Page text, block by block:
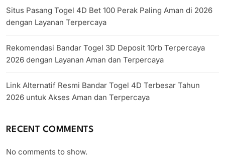
Situs Pasang Togel 4D Bet 100 Perak Paling Aman di 2026
dengan Layanan Terpercaya
Rekomendasi Bandar Togel 3D Deposit 10rb Terpercaya
2026 dengan Layanan Aman dan Terpercaya
Link Alternatif Resmi Bandar Togel 4D Terbesar Tahun
2026 untuk Akses Aman dan Terpercaya
RECENT COMMENTS
No comments to show.